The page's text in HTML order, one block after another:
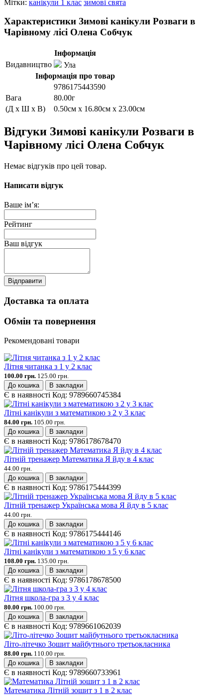
Мітки: канікули 1 клас зимові свята
Характеристики Зимові канікули Розваги в
Чарівному лісі Олена Собчук
Інформація
Видавництво
Ула
Інформація про товар
9786175443590
Вага
80.00г
(Д x Ш x В)
0.50см x 16.80см x 23.00см
Відгуки Зимові канікули Розваги в
Чарівному лісі Олена Собчук
Немає відгуків про цей товар.
Написати відгук
Ваше ім’я:
Рейтинг
Ваш відгук
Відправити
Доставка та оплата
Обмін та повернення
Рекомендовані товари
Літня читанка з 1 у 2 клас
100.00 грн. 125.00 грн.
До кошика
В закладки
Є в наявності Код: 9789660745384
Літні канікули з математикою з 2 у 3 клас
84.00 грн. 105.00 грн.
До кошика
В закладки
Є в наявності Код: 9786178678470
Літній тренажер Математика Я йду в 4 клас
44.00 грн.
До кошика
В закладки
Є в наявності Код: 9786175444399
Літній тренажер Українська мова Я йду в 5 клас
44.00 грн.
До кошика
В закладки
Є в наявності Код: 9786175444146
Літні канікули з математикою з 5 у 6 клас
108.00 грн. 135.00 грн.
До кошика
В закладки
Є в наявності Код: 9786178678500
Літня школа-гра з 3 у 4 клас
80.00 грн. 100.00 грн.
До кошика
В закладки
Є в наявності Код: 9789661062039
Літо-літечко Зошит майбутнього третьокласника
88.00 грн. 110.00 грн.
До кошика
В закладки
Є в наявності Код: 9789660733961
Математика Літній зошит з 1 в 2 клас